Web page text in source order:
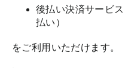
後払い決済サービ
払い）
をご利用いただけます。